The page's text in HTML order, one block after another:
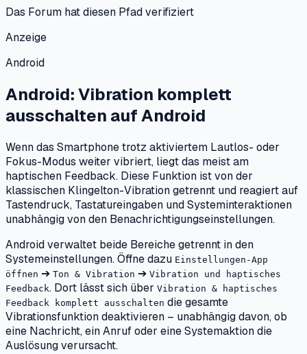
Das Forum hat diesen Pfad verifiziert
Anzeige
Android
Android: Vibration komplett
ausschalten aufAndroid
Wenn das Smartphone trotz aktiviertem Lautlos- oder
Fokus-Modus weiter vibriert, liegt das meist am
haptischen Feedback. Diese Funktion ist von der
klassischen Klingelton-Vibration getrennt und reagiert auf
Tastendruck, Tastatureingaben und Systeminteraktionen
unabhängig von den Benachrichtigungseinstellungen.
Android verwaltet beide Bereiche getrennt in den
Systemeinstellungen. Öffne dazu Einstellungen-App
öffnen ➔ Ton & Vibration ➔ Vibration und haptisches
Feedback. Dort lässt sich über Vibration & haptisches
Feedback komplett ausschalten die gesamte
Vibrationsfunktion deaktivieren – unabhängig davon, ob
eine Nachricht, ein Anruf oder eine Systemaktion die
Auslösung verursacht.